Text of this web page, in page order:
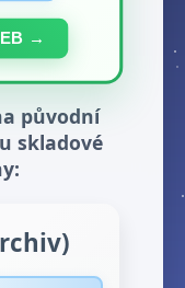
→
původní
skladové